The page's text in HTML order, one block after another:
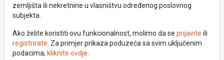
zemljišta ili nekretnine u vlasništvu određenog poslovnog
subjekta.
Ako želite koristiti ovu funkcionalnost, molimo da se prijavite ili
registrirate . Za primjer prikaza poduzeća sa svim uključenim
podacima, kliknite ovdje